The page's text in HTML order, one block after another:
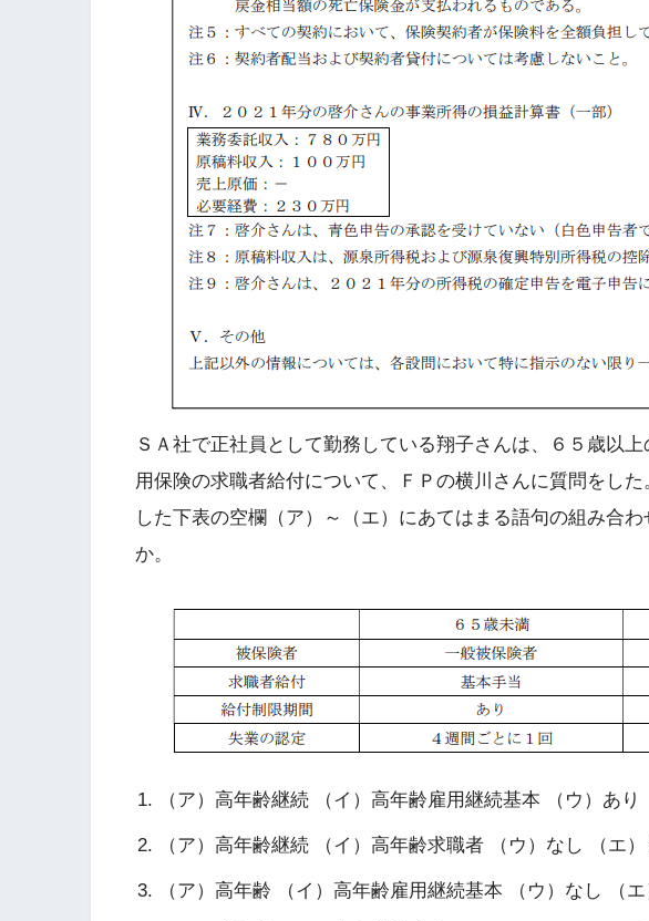
ＳＡ社で正社員として勤務している翔子さんは、６５歳以
用保険の求職者給付について、ＦＰの横川さんに質問をし
した下表の空欄（ア）～（エ）にあてはまる語句の組み合
か。
（ア）高年齢継続 （イ）高年齢雇用継続基本 （ウ）あ
（ア）高年齢継続 （イ）高年齢求職者 （ウ）なし （エ）
（ア）高年齢 （イ）高年齢雇用継続基本 （ウ）なし （